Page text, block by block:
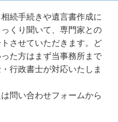
続手続きや遺言書作成に
くり聞いて、専門家との
させていただきます。ど
た方はまず当事務所まで
行政書士が対応いたしま
問い合わせフォームから